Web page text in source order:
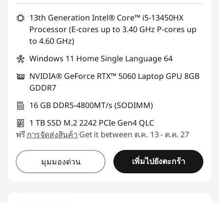
13th Generation Intel® Core™ i5-13450HX
Processor (E-cores up to 3.40 GHz P-cores up
to 4.60 GHz)
Windows 11 Home Single Language 64
NVIDIA® GeForce RTX™ 5060 Laptop GPU 8GB
GDDR7
16 GB DDR5-4800MT/s (SODIMM)
1 TB SSD M.2 2242 PCIe Gen4 QLC
ฟรี การจัดส่งสินค้า Get it between ต.ค. 13 - ต.ค. 27
มุมมองด่วน เพิ่มไปยังตะกร้า